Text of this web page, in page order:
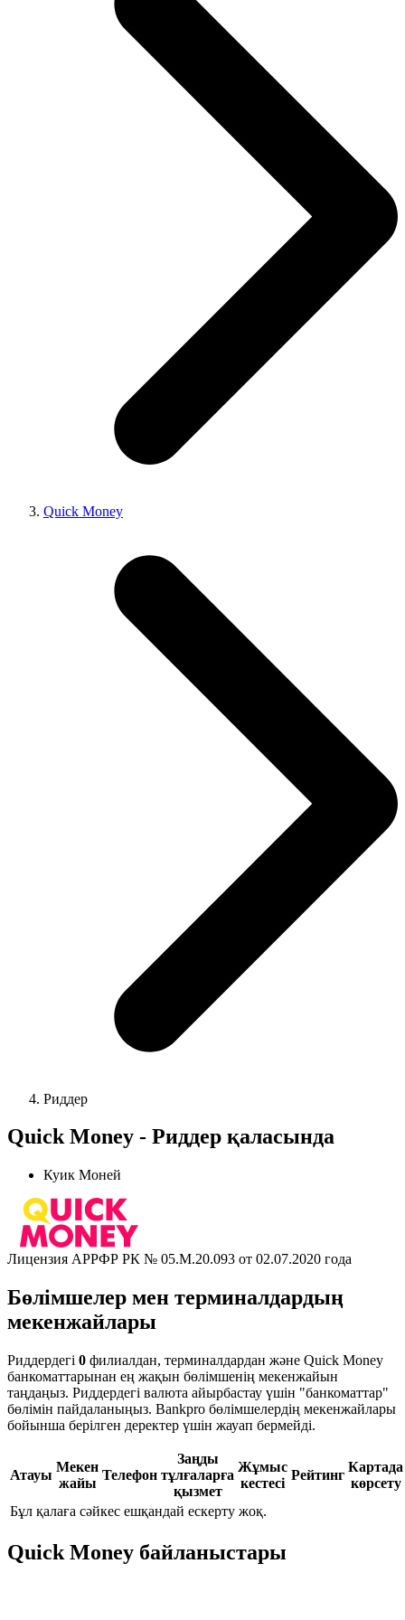
Quick Money
Риддер
Quick Money - Риддер қаласында
Куик Моней
Лицензия АРРФР РК № 05.М.20.093 от 02.07.2020 года
Бөлімшелер мен терминалдардың
мекенжайлары
Риддердегі 0 филиалдан, терминалдардан және Quick Money
банкоматтарынан ең жақын бөлімшенің мекенжайын
таңдаңыз. Риддердегі валюта айырбастау үшін "банкоматтар"
бөлімін пайдаланыңыз. Bankpro бөлімшелердің мекенжайлары
бойынша берілген деректер үшін жауап бермейді.
Атауы
Мекен
жайы
Телефон
Заңды
тұлғаларға
қызмет
Жұмыс
кестесі
Рейтинг
Картада
көрсету
Бұл қалаға сәйкес ешқандай ескерту жоқ.
Quick Money байланыстары